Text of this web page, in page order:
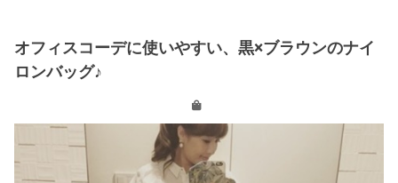
オフィスコーデに使いやすい、黒×ブラウンのナイ
ロンバッグ♪